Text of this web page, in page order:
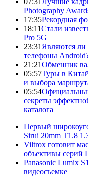
Photography
17:35Рекордная
18:11Стали
Pro 5G
23:31 Являются ли
телефоны
21:21Обменник
05:57Туры в
и выбора
05:54
секреты
каталога
Первый
Sirui 20mm T1.8
Viltrox готовит
объективы серий
Panasonic Lumix
видеосъемке